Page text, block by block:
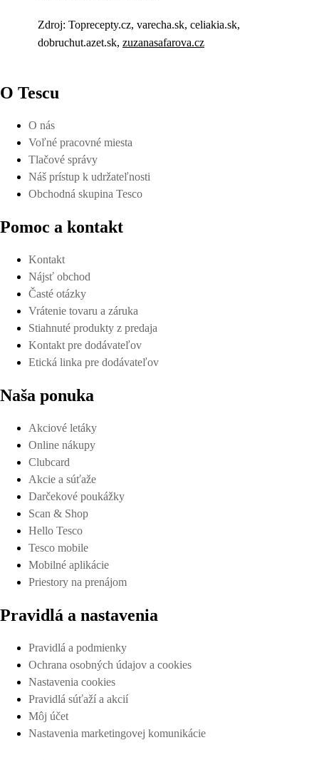
Zdroj: Toprecepty.cz, varecha.sk, celiakia.sk,
dobruchut.azet.sk, zuzanasafarova.cz
O Tescu
O nás
Voľné pracovné miesta
Tlačové správy
Náš prístup k udržateľnosti
Obchodná skupina Tesco
Pomoc a kontakt
Kontakt
Nájsť obchod
Časté otázky
Vrátenie tovaru a záruka
Stiahnuté produkty z predaja
Kontakt pre dodávateľov
Etická linka pre dodávateľov
Naša ponuka
Akciové letáky
Online nákupy
Clubcard
Akcie a súťaže
Darčekové poukážky
Scan & Shop
Hello Tesco
Tesco mobile
Mobilné aplikácie
Priestory na prenájom
Pravidlá a nastavenia
Pravidlá a podmienky
Ochrana osobných údajov a cookies
Nastavenia cookies
Pravidlá súťaží a akcií
Môj účet
Nastavenia marketingovej komunikácie